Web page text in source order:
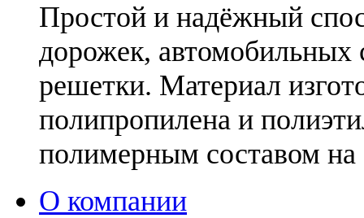
Простой и надёжный
дорожек, автомобильных
решетки. Материал
полипропилена и
полимерным составом на
О компании